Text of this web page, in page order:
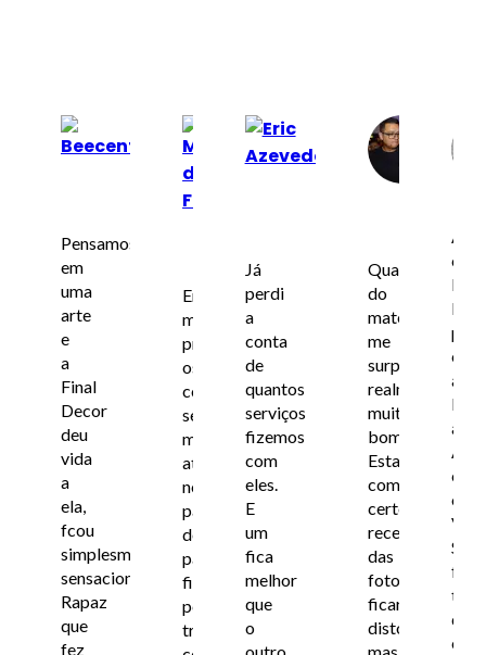
Beecenter
★★
Pensamos
em
uma
arte
e
a
Final
Decor
deu
vida
a
ela,
fcou
simplesmente
sensacional!
Rapaz
que
fez
Mauricio
de
Empresa
muito
profissional,
os
colaboradores
sempre
muito
atenciosos,
nosso
papel
de
parede
ficou
perfeito,
trabalham
Azevedo
★★
Já
perdi
a
conta
de
quantos
serviços
fizemos
com
eles.
E
um
fica
melhor
que
o
Qualidade
do
material
me
surpreendeu,
realmente
muito
bom.
Estava
com
certo
receio
das
fotos
ficarem
distorcidas,
essa
loja.
e
a
e
o
tudo
que
eu